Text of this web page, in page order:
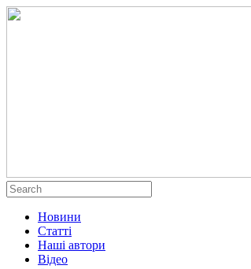
Новини
Статті
Наші автори
Відео